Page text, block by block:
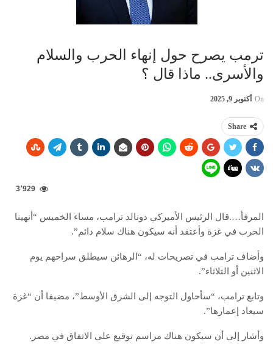
ترمب يصرح حول إنهاء الحرب والسلام
والأسرى.. ماذا قال ؟
On أكتوبر 9, 2025
Share
3٬929
المرفأ….قال الرئيس الأميركي دونالد ترامب، مساء الخميس “أنهينا
الحرب في غزة وأعتقد أنه سيكون هناك سلام دائم”.
وأضاف ترامب في تصريحات له، “الرهائن سيطلق سراحهم يوم
الاثنين أو الثلاثاء”.
وتابع ترامب، “سأحاول التوجه إلى الشرق الأوسط”، مضيفا أن “غزة
سيعاد إعمارها”.
وأشار إلى أن سيكون هناك مراسم توقيع على الاتفاق في مصر.